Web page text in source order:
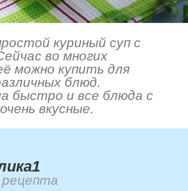
куриный суп с
во многих
можно купить для
блюд.
быстро и все блюда с
вкусные.